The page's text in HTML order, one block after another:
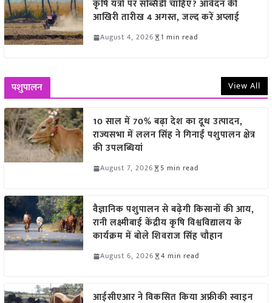
कृषि यंत्रों पर सब्सिडी चाहिए? आवेदन की
आखिरी तारीख 4 अगस्त, जल्द करें अप्लाई
August 4, 2026 1 min read
पशुपालन View All
10 साल में 70% बढ़ा देश का दूध उत्पादन,
राज्यसभा में ललन सिंह ने गिनाईं पशुपालन क्षेत्र
की उपलब्धियां
August 7, 2026 5 min read
वैज्ञानिक पशुपालन से बढ़ेगी किसानों की आय,
रानी लक्ष्मीबाई केंद्रीय कृषि विश्वविद्यालय के
कार्यक्रम में बोले शिवराज सिंह चौहान
August 6, 2026 4 min read
आईसीएआर ने विकसित किया अफ्रीकी स्वाइन